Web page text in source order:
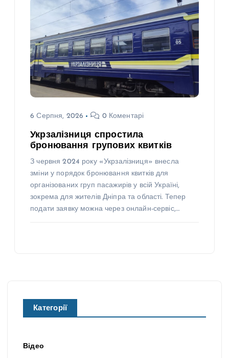
6 Серпня, 2026 0 Коментарі
Укрзалізниця спростила
бронювання групових квитків
З червня 2024 року «Укрзалізниця» внесла
зміни у порядок бронювання квитків для
організованих груп пасажирів у всій Україні,
зокрема для жителів Дніпра та області. Тепер
подати заявку можна через онлайн-сервіс,…
Категорії
Відео